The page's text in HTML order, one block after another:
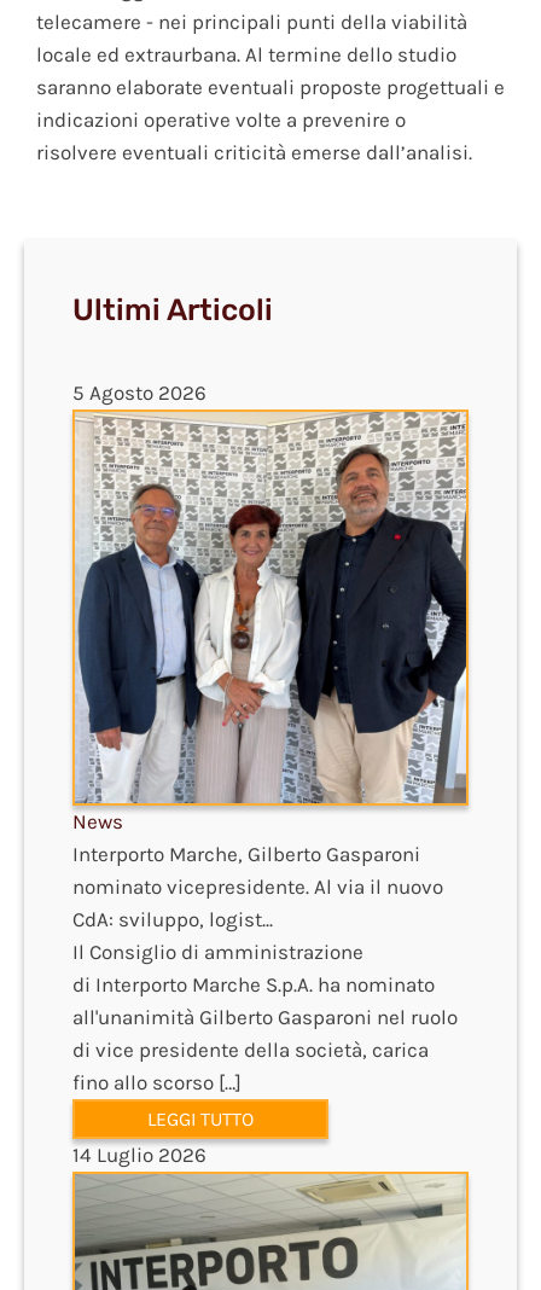
telecamere - nei principali punti della viabilità
locale ed extraurbana. Al termine dello studio
saranno elaborate eventuali proposte progettuali e
indicazioni operative volte a prevenire o
risolvere eventuali criticità emerse dall’analisi.
Ultimi Articoli
5 Agosto 2026
News
Interporto Marche, Gilberto Gasparoni
nominato vicepresidente. Al via il nuovo
CdA: sviluppo, logist...
Il Consiglio di amministrazione
di Interporto Marche S.p.A. ha nominato
all'unanimità Gilberto Gasparoni nel ruolo
di vice presidente della società, carica
fino allo scorso […]
LEGGI TUTTO
14 Luglio 2026